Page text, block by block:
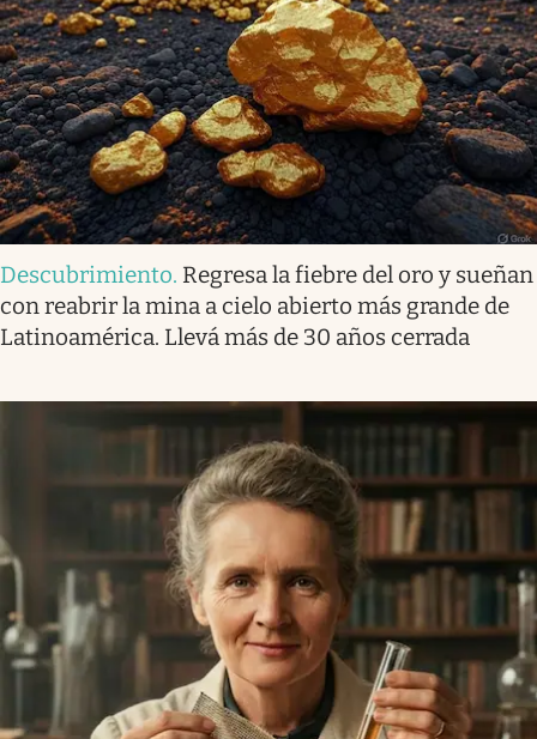
Descubrimiento. Regresa la fiebre del oro y sueñan
con reabrir la mina a cielo abierto más grande de
Latinoamérica. Llevá más de 30 años cerrada